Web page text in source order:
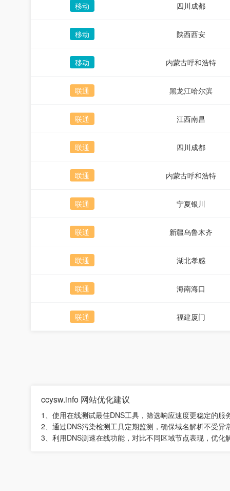
移动 四川成都
移动 陕西西安
移动 内蒙古呼和浩特
联通 黑龙江哈尔滨
联通 江西南昌
联通 四川成都
联通 内蒙古呼和浩特
联通 宁夏银川
联通 新疆乌鲁木齐
联通 湖北孝感
联通 海南海口
联通 福建厦门
ccysw.info 网站优化建议
1、使用在线测试最佳DNS工具，筛选响应速度更稳定的服
2、通过DNS污染检测工具定期监测，确保域名解析不受异
3、利用DNS测速在线功能，对比不同区域节点表现，优化